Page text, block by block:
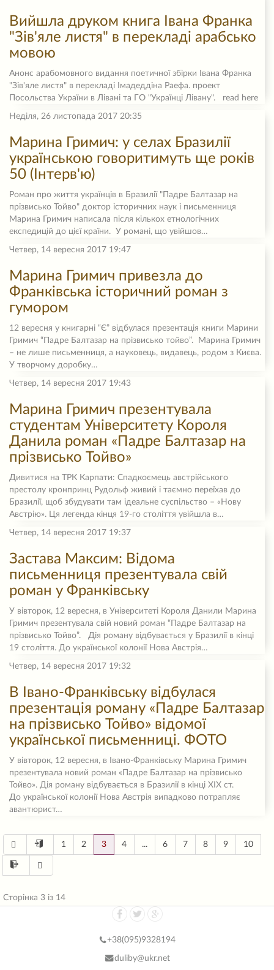
Вийшла друком книга Івана Франка
"Зів'яле листя" в перекладі арабсько
мовою
Анонс арабомовного видання поетичної збірки Івана Франка
"Зів'яле листя" в перекладі Імадеддіна Раефа. проект
Посольства України в Лівані та ГО "Українці Лівану". read here
Неділя, 26 листопада 2017 20:35
Марина Гримич: у селах Бразилії
українською говоритимуть ще років
50 (Інтерв'ю)
Роман про життя українців в Бразилії "Падре Балтазар на
прізвисько Тойво" доктор історичних наук і письменниця
Марина Гримич написала після кількох етнологічних
експедицій до цієї країни. У романі, що увійшов…
Четвер, 14 вересня 2017 19:47
Марина Гримич привезла до
Франківська історичний роман з
гумором
12 вересня у книгарні “Є” відбулася презентація книги Марини
Гримич “Падре Балтазар на прізвисько тойво”. Марина Гримич
– не лише письменниця, а науковець, видавець, родом з Києва.
У творчому доробку…
Четвер, 14 вересня 2017 19:43
Марина Гримич презентувала
студентам Університету Короля
Данила роман «Падре Балтазар на
прізвисько Тойво»
Дивитися на ТРК Карпати: Спадкоємець австрійського
престолу кронпринц Рудольф живий і таємно переїхав до
Бразилії, щоб збудувати там ідеальне суспільство – «Нову
Австрію». Ця легенда кінця 19-го століття увійшла в…
Четвер, 14 вересня 2017 19:37
Застава Максим: Відома
письменниця презентувала свій
роман у Франківську
У вівторок, 12 вересня, в Університеті Короля Данили Марина
Гримич презентувала свій новий роман “Падре Балтазар на
прізвисько Тойво”. Дія роману відбувається у Бразилії в кінці
19 століття. До української колонії Нова Австрія…
Четвер, 14 вересня 2017 19:32
В Івано-Франківську відбулася
презентація роману «Падре Балтазар
на прізвисько Тойво» відомої
української письменниці. ФОТО
У вівторок, 12 вересня, в Івано-Франківську Марина Гримич
презентувала новий роман «Падре Балтазар на прізвисько
Тойво». Дія роману відбувається в Бразилії в кінці ХІХ ст.
До української колонії Нова Австрія випадково потрапляє
авантюрист…
1 2 3 4 ... 6 7 8 9 10
Сторінка 3 із 14
+38(095)9328194
duliby@ukr.net